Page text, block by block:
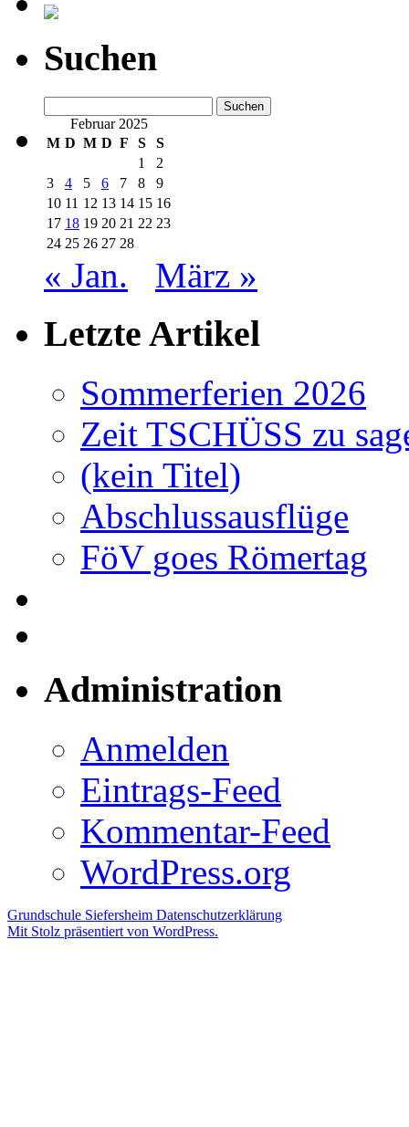
Suchen
nach:Februar 2025
M D M D F S
S
1
2
3
4 5 6 7 8
9
10 11 12 13 14 15 16
17 18 19 20 21 22 23
24 25 26 27 28
« Jan. März »
Letzte Artikel
Sommerferien 2026
Zeit TSCHÜSS zu
(kein Titel)
Abschlussausflüge
FöV goes Römertag
Administration
Anmelden
Eintrags-Feed
Kommentar-Feed
WordPress.org
Grundschule Siefersheim Datenschutzerklärung
Mit Stolz präsentiert von WordPress.